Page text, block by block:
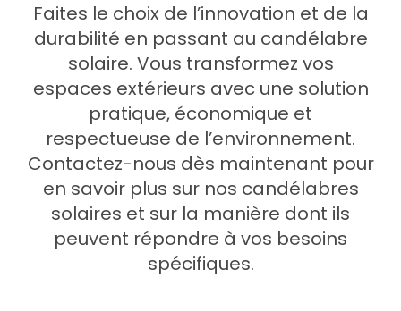
Faites le choix de l’innovation et de la
durabilité en passant au candélabre
solaire. Vous transformez vos
espaces extérieurs avec une solution
pratique, économique et
respectueuse de l’environnement.
Contactez-nous dès maintenant pour
en savoir plus sur nos candélabres
solaires et sur la manière dont ils
peuvent répondre à vos besoins
spécifiques.